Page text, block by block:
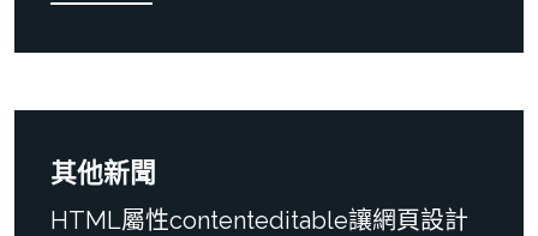
其他新聞
HTML屬性contenteditable讓網頁設計